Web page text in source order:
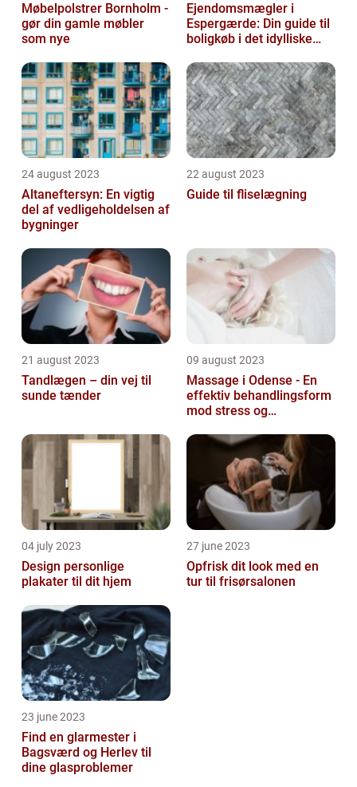
Møbelpolstrer Bornholm -
gør din gamle møbler
som nye
Ejendomsmægler i
Espergærde: Din guide til
boligkøb i det idylliske
24 august 2023
Altaneftersyn: En vigtig
del af vedligeholdelsen af
bygninger
22 august 2023
Guide til fliselægning
21 august 2023
Tandlægen – din vej til
sunde tænder
09 august 2023
Massage i Odense - En
effektiv behandlingsform
mod stress og
04 july 2023
Design personlige
plakater til dit hjem
27 june 2023
Opfrisk dit look med en
tur til frisørsalonen
23 june 2023
Find en glarmester i
Bagsværd og Herlev til
dine glasproblemer